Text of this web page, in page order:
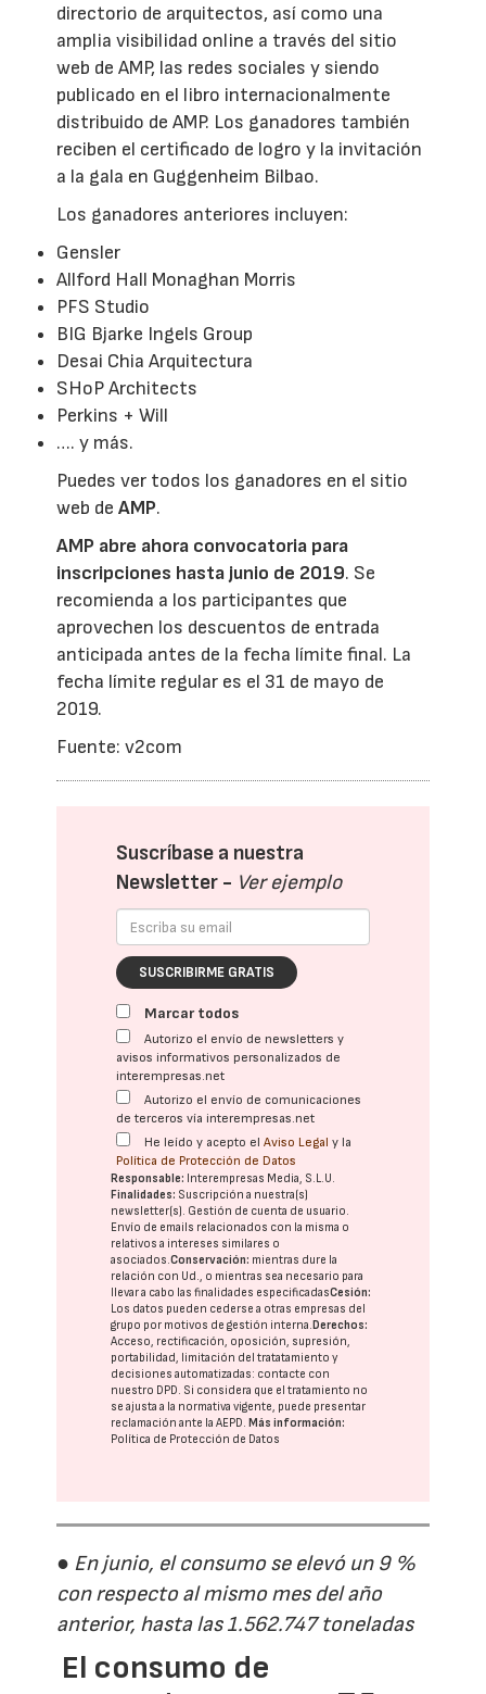
directorio de arquitectos, así como una
amplia visibilidad online a través del sitio
web de AMP, las redes sociales y siendo
publicado en el libro internacionalmente
distribuido de AMP. Los ganadores también
reciben el certificado de logro y la invitación
a la gala en Guggenheim Bilbao.
Los ganadores anteriores incluyen:
Gensler
Allford Hall Monaghan Morris
PFS Studio
BIG Bjarke Ingels Group
Desai Chia Arquitectura
SHoP Architects
Perkins + Will
…. y más.
Puedes ver todos los ganadores en el sitio
web deAMP.
AMP abre ahora convocatoria para
inscripciones hasta junio de 2019. Se
recomienda a los participantes que
aprovechen los descuentos de entrada
anticipada antes de la fecha límite final. La
fecha límite regular es el 31 de mayo de
2019.
Fuente: v2com
Suscríbase a nuestra
Newsletter - Ver ejemplo
SUSCRIBIRME GRATIS
Marcar todos
Autorizo el envío de newsletters y
avisos informativos personalizados de
interempresas.net
Autorizo el envío de comunicaciones
de terceros vía interempresas.net
He leído y acepto elAviso Legal y la
Política de Protección de Datos
Responsable: Interempresas Media, S.L.U.
Finalidades: Suscripción a nuestra(s)
newsletter(s). Gestión de cuenta de usuario.
Envío de emails relacionados con la misma o
relativos a intereses similares o
asociados.Conservación: mientras dure la
relación con Ud., o mientras sea necesario para
llevar a cabo las finalidades especificadasCesión:
Los datos pueden cederse a otras empresas del
grupo por motivos de gestión interna. Derechos:
Acceso, rectificación, oposición, supresión,
portabilidad, limitación del tratatamiento y
decisiones automatizadas: contacte con
nuestro DPD. Si considera que el tratamiento no
se ajusta a la normativa vigente, puede presentar
reclamación ante laAEPD. Más información:
Política de Protección de Datos
● En junio, el consumo se elevó un 9 %
con respecto al mismo mes del año
anterior, hasta las 1.562.747 toneladas
El consumo de